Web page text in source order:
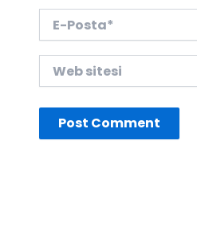
Posta*
sitesi